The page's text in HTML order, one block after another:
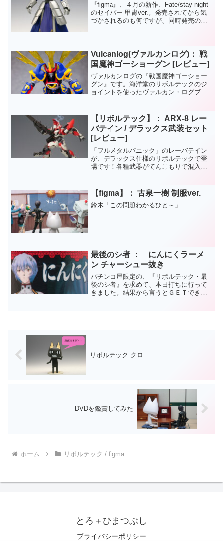
『figma』、４月の新作、Fate/stay night
のセイバー 甲冑ver.。発売されてから気
づかされるのも何ですが、同時発売の
Vulcanlog(ヴァルカンログ)： 戦
国魔神ゴーショーグン [レビュー]
ヴァルカンログの『戦国魔神ゴーショー
グン』です。海洋堂のリボルテックのジ
ョイントを使ったヴァルカン・ログブラ
リアル版の２種が発売されましたが、こ
の記事で載せているのはノ...
【リボルテック】： ARX-8 レー
バテイン / デラックス武装セット
[レビュー]
「フルメタルパニック」のレーバテイン
が、デラックス仕様のリボルテックで登
場です！各種武器がてんこもりで混入さ
を払拭するくらいのボリュームです！個
人的に、この夏、一番お勧...
【figma】： 古泉一樹 制服ver.
鈴木「この問題わかるひと～」
最後のシ者 ： にんにくラーメ
ン チャーシュー抜き
パチンコ屋限定の、『リボルテック・最
後のシ者』を求めて、本日打ちに行って
きました。結果から言うとＧＥＴできな
リボルテック クロ
DVDを鑑賞してみた
ホーム リボルテック / figma
とろ＋ひまつぶし
プライバシーポリシー